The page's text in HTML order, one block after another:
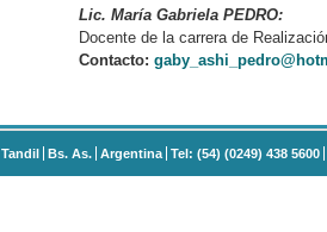
Lic. María Gabriela PEDRO:
Docente de la carrera de
Contacto:
Tandil Bs. As. Argentina Tel: (54) (0249) 438 5600